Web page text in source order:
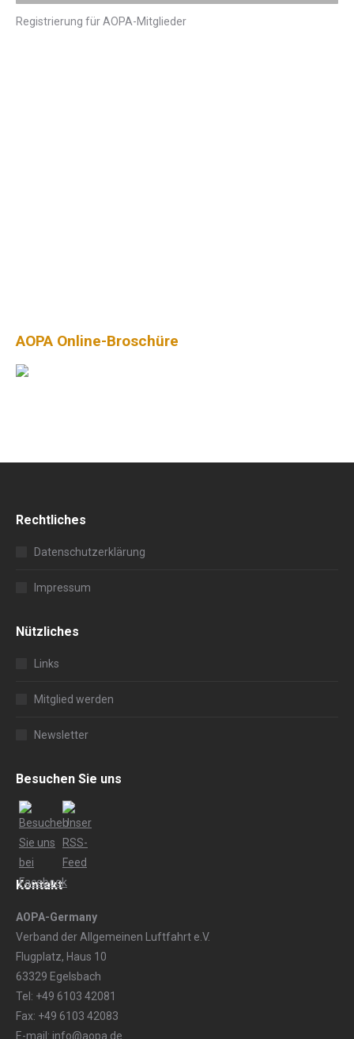
Registrierung für AOPA-Mitglieder
AOPA Online-Broschüre
Rechtliches
Datenschutzerklärung
Impressum
Nützliches
Links
Mitglied werden
Newsletter
Besuchen Sie uns
Kontakt
AOPA-Germany
Verband der Allgemeinen Luftfahrt e.V.
Flugplatz, Haus 10
63329 Egelsbach
Tel: +49 6103 42081
Fax: +49 6103 42083
E-mail: info@aopa.de